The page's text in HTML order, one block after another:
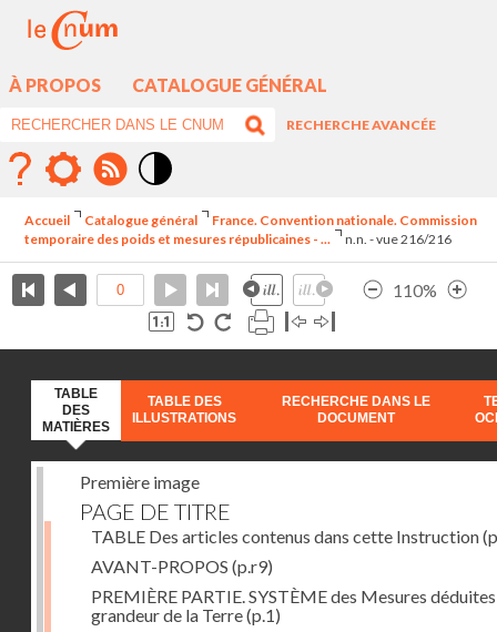
À PROPOS CATALOGUE GÉNÉRAL
RECHERCHE AVANCÉE
élévé
Accueil Catalogue général
France. Convention nationale. Commission
temporaire des poids et mesures républicaines - ...
n.n. - vue 216/216
110%
TABLE
DES
MATIÈRES
TABLE DES
ILLUSTRATIONS
RECHERCHE DANS LE
DOCUMENT
Première image
PAGE DE TITRE
TABLE Des articles contenus dans cette Instruction
AVANT-PROPOS (p.r9)
PREMIÈRE PARTIE. SYSTÈME des Mesures
grandeur de la Terre(p.1)